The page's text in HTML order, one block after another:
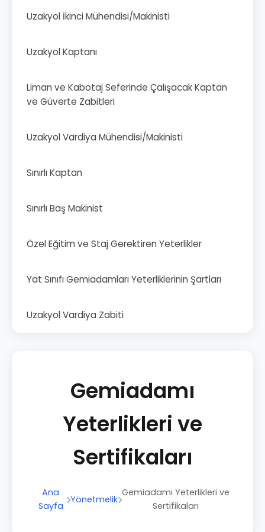
Uzakyol İkinci Mühendisi/Makinisti
Uzakyol Kaptanı
Liman ve Kabotaj Seferinde Çalışacak Kaptan
ve Güverte Zabitleri
Uzakyol Vardiya Mühendisi/Makinisti
Sınırlı Kaptan
Sınırlı Baş Makinist
Özel Eğitim ve Staj Gerektiren Yeterlikler
Yat Sınıfı Gemiadamları Yeterliklerinin Şartları
Uzakyol Vardiya Zabiti
Gemiadamı
Yeterlikleri ve
Sertifikaları
Ana
Sayfa
Yönetmelik
Gemiadamı Yeterlikleri ve
Sertifikaları